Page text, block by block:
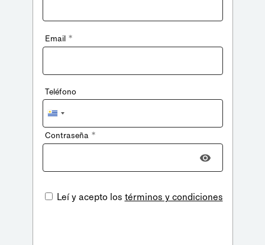
Email *
Teléfono
Uruguay
+598
Contraseña *
Leí y acepto los términos y condiciones